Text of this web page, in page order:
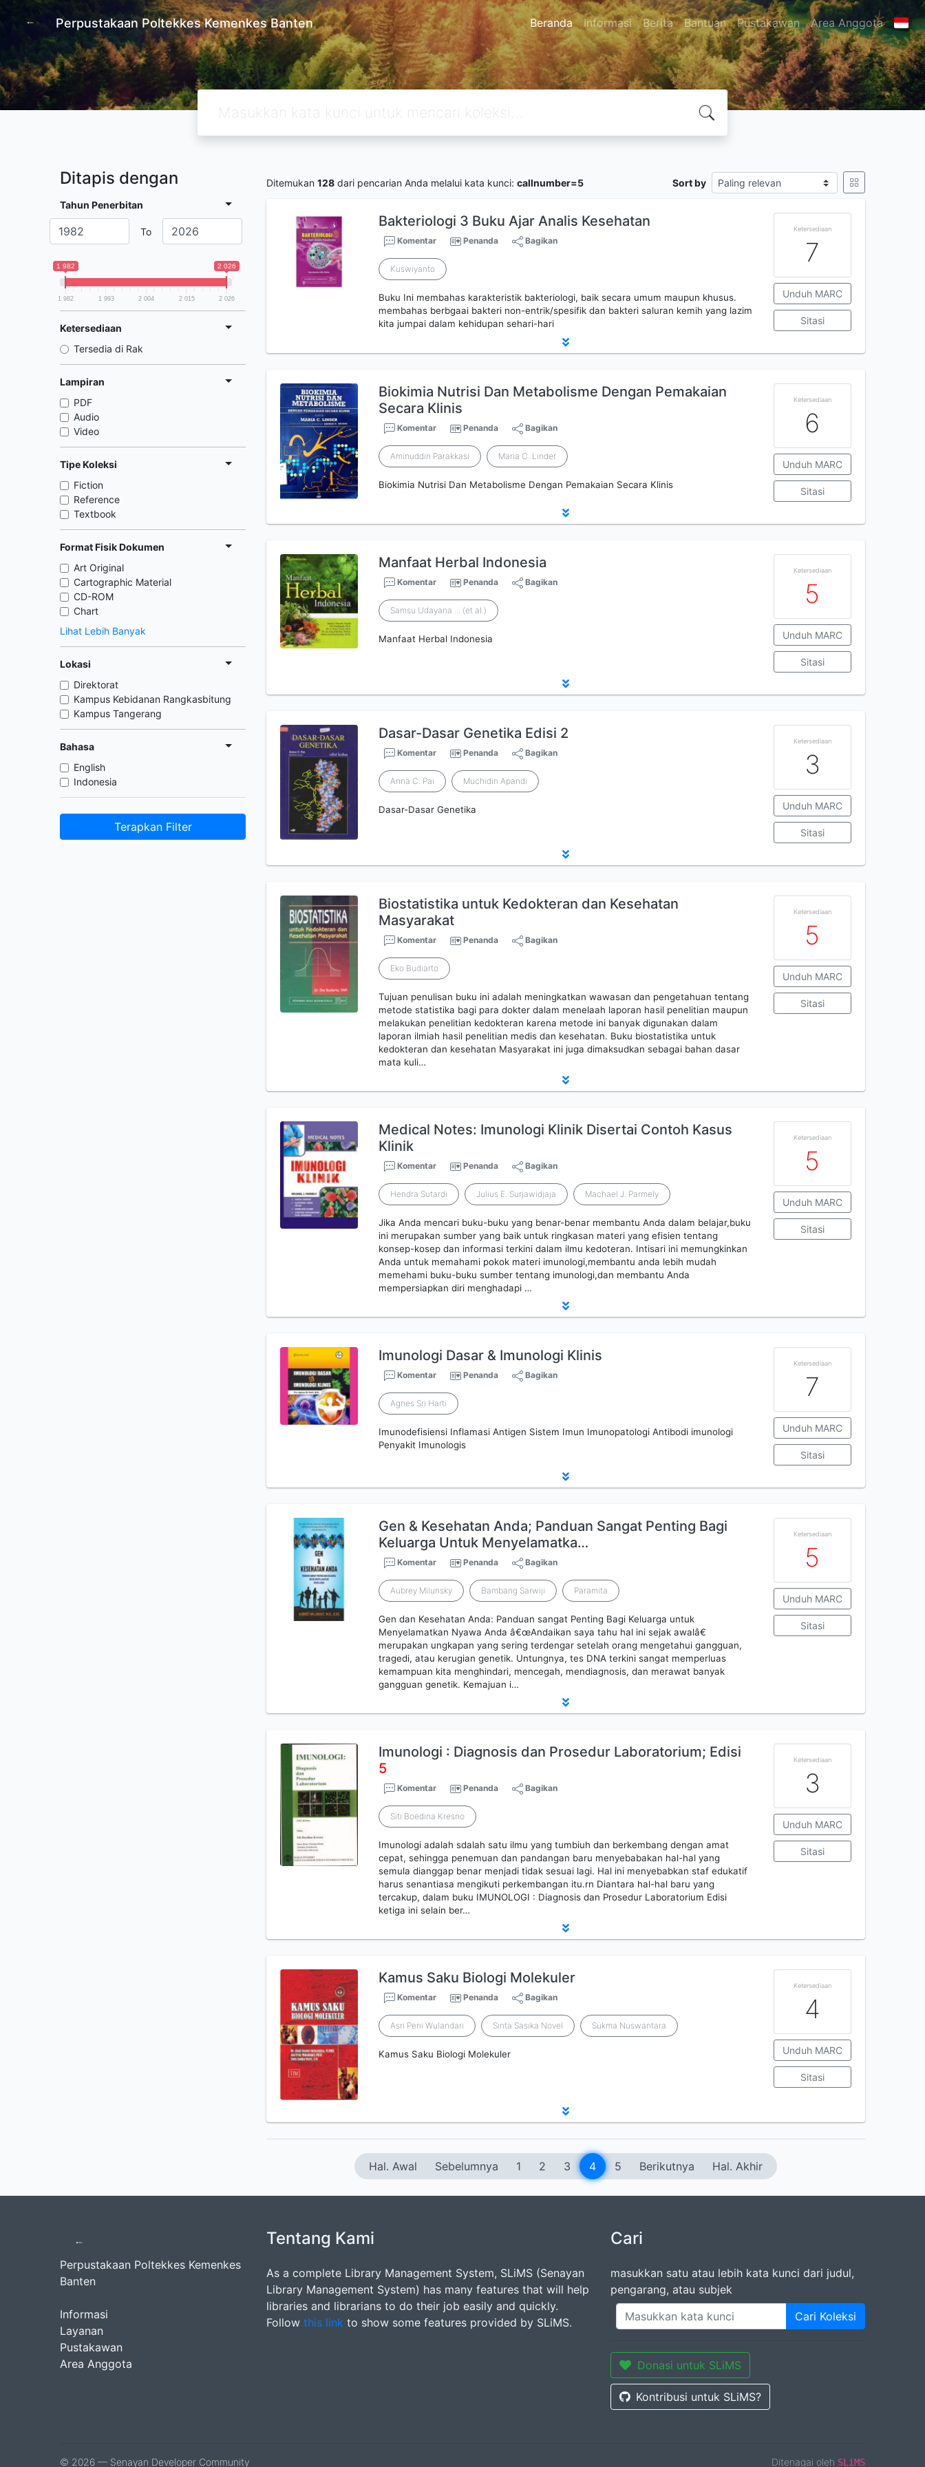
Perpustakaan Poltekkes Kemenkes Banten Beranda Informasi Berita Bantuan Pustakawan Area Anggota
Ditapis dengan
Tahun Penerbitan
To
1 982 2 026
1 982 1 993 2 004 2 015 2 026
Ketersediaan
Tersedia di Rak
Lampiran
PDF
Audio
Video
Tipe Koleksi
Fiction
Reference
Textbook
Format Fisik Dokumen
Art Original
Cartographic Material
CD-ROM
Chart
Lihat Lebih Banyak
Lokasi
Direktorat
Kampus Kebidanan Rangkasbitung
Kampus Tangerang
Bahasa
English
Indonesia
Terapkan Filter
Ditemukan 128 dari pencarian Anda melalui kata kunci: callnumber=5 Sort by
Bakteriologi 3 Buku Ajar Analis Kesehatan
Komentar Penanda Bagikan
Kuswiyanto
Buku Ini membahas karakteristik bakteriologi, baik secara umum maupun khusus.
membahas berbgaai bakteri non-entrik/spesifik dan bakteri saluran kemih yang lazim
kita jumpai dalam kehidupan sehari-hari
Ketersediaan
7
Unduh MARC
Sitasi
Biokimia Nutrisi Dan Metabolisme Dengan Pemakaian
Secara Klinis
Komentar Penanda Bagikan
Aminuddin Parakkasi Maria C. Linder
Biokimia Nutrisi Dan Metabolisme Dengan Pemakaian Secara Klinis
Ketersediaan
6
Unduh MARC
Sitasi
Manfaat Herbal Indonesia
Komentar Penanda Bagikan
Samsu Udayana ... (et al.)
Manfaat Herbal Indonesia
Ketersediaan
5
Unduh MARC
Sitasi
Dasar-Dasar Genetika Edisi 2
Komentar Penanda Bagikan
Anna C. Pai Muchidin Apandi
Dasar-Dasar Genetika
Ketersediaan
3
Unduh MARC
Sitasi
Biostatistika untuk Kedokteran dan Kesehatan
Masyarakat
Komentar Penanda Bagikan
Eko Budiarto
Tujuan penulisan buku ini adalah meningkatkan wawasan dan pengetahuan tentang
metode statistika bagi para dokter dalam menelaah laporan hasil penelitian maupun
melakukan penelitian kedokteran karena metode ini banyak digunakan dalam
laporan ilmiah hasil penelitian medis dan kesehatan. Buku biostatistika untuk
kedokteran dan kesehatan Masyarakat ini juga dimaksudkan sebagai bahan dasar
mata kuli…
Ketersediaan
5
Unduh MARC
Sitasi
Medical Notes: Imunologi Klinik Disertai Contoh Kasus
Klinik
Komentar Penanda Bagikan
Hendra Sutardi Julius E. Surjawidjaja Machael J. Parmely
Jika Anda mencari buku-buku yang benar-benar membantu Anda dalam belajar,buku
ini merupakan sumber yang baik untuk ringkasan materi yang efisien tentang
konsep-kosep dan informasi terkini dalam ilmu kedoteran. Intisari ini memungkinkan
Anda untuk memahami pokok materi imunologi,membantu anda lebih mudah
memehami buku-buku sumber tentang imunologi,dan membantu Anda
mempersiapkan diri menghadapi …
Ketersediaan
5
Unduh MARC
Sitasi
Imunologi Dasar & Imunologi Klinis
Komentar Penanda Bagikan
Agnes Sri Harti
Imunodefisiensi Inflamasi Antigen Sistem Imun Imunopatologi Antibodi imunologi
Penyakit Imunologis
Ketersediaan
7
Unduh MARC
Sitasi
Gen & Kesehatan Anda; Panduan Sangat Penting Bagi
Keluarga Untuk Menyelamatka…
Komentar Penanda Bagikan
Aubrey Milunsky Bambang Sarwiji Paramita
Gen dan Kesehatan Anda: Panduan sangat Penting Bagi Keluarga untuk
Menyelamatkan Nyawa Anda â€œAndaikan saya tahu hal ini sejak awalâ€
merupakan ungkapan yang sering terdengar setelah orang mengetahui gangguan,
tragedi, atau kerugian genetik. Untungnya, tes DNA terkini sangat memperluas
kemampuan kita menghindari, mencegah, mendiagnosis, dan merawat banyak
gangguan genetik. Kemajuan i…
Ketersediaan
5
Unduh MARC
Sitasi
Imunologi : Diagnosis dan Prosedur Laboratorium; Edisi
5
Komentar Penanda Bagikan
Siti Boedina Kresno
Imunologi adalah sdalah satu ilmu yang tumbiuh dan berkembang dengan amat
cepat, sehingga penemuan dan pandangan baru menyebabakan hal-hal yang
semula dianggap benar menjadi tidak sesuai lagi. Hal ini menyebabkan staf edukatif
harus senantiasa mengikuti perkembangan itu.rn Diantara hal-hal baru yang
tercakup, dalam buku IMUNOLOGI : Diagnosis dan Prosedur Laboratorium Edisi
ketiga ini selain ber…
Ketersediaan
3
Unduh MARC
Sitasi
Kamus Saku Biologi Molekuler
Komentar Penanda Bagikan
Asri Peni Wulandari Sinta Sasika Novel Sukma Nuswantara
Kamus Saku Biologi Molekuler
Ketersediaan
4
Unduh MARC
Sitasi
Hal. Awal Sebelumnya 1 2 3 4 5 Berikutnya Hal. Akhir
Perpustakaan Poltekkes Kemenkes
Banten
Informasi
Layanan
Pustakawan
Area Anggota
Tentang Kami
As a complete Library Management System, SLiMS (Senayan
Library Management System) has many features that will help
libraries and librarians to do their job easily and quickly.
Follow this link to show some features provided by SLiMS.
Cari
masukkan satu atau lebih kata kunci dari judul,
pengarang, atau subjek
Cari Koleksi
Donasi untuk SLiMS
Kontribusi untuk SLiMS?
© 2026 — Senayan Developer Community Ditenagai oleh SLiMS